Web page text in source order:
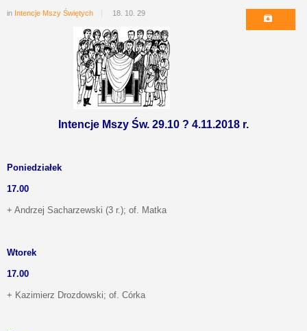
in Intencje Mszy Świętych 18. 10. 29
Intencje Mszy Św. 29.10 ? 4.11.2018 r.
Poniedziałek
17.00
+ Andrzej Sacharzewski (3 r.); of. Matka
Wtorek
17.00
+ Kazimierz Drozdowski; of. Córka